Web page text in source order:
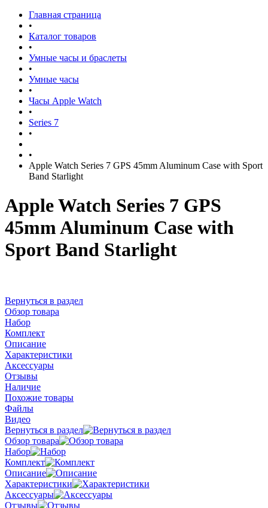
Главная страница
•
Каталог товаров
•
Умные часы и браслеты
•
Умные часы
•
Часы Apple Watch
•
Series 7
•
•
Apple Watch Series 7 GPS 45mm Aluminum Case with Sport
Band Starlight
Apple Watch Series 7 GPS
45mm Aluminum Case with
Sport Band Starlight
Вернуться в раздел
Обзор товара
Набор
Комплект
Описание
Характеристики
Аксессуары
Отзывы
Наличие
Похожие товары
Файлы
Видео
Вернуться в раздел
Обзор товара
Набор
Комплект
Описание
Характеристики
Аксессуары
Отзывы